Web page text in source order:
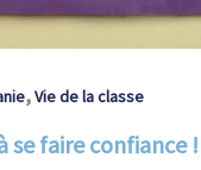
,Vie de la classe
se faire confiance !